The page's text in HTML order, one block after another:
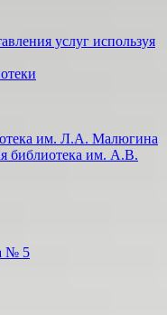
услуг используя
им. Л.А. Малюгина
библиотека им. А.В.
№ 5